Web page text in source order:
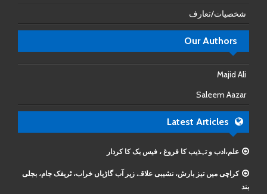
شخصیات/تعارف
Our Authors
Majid Ali
Saleem Aazar
Latest Articles
علم،ادب و تہذیب کا فروغ ، فیس بک کا کردار
کراچی میں تیز بارش، نشیبی علاقے زیر آب گاڑیاں خراب، ٹریفک جام، بجلی
بند